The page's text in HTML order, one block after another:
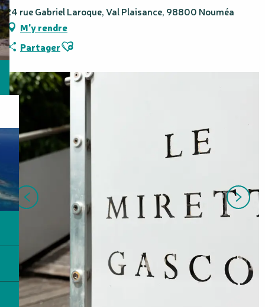
24 rue Gabriel Laroque, Val Plaisance, 98800 Nouméa
M'y rendre
PartagerAjouter aux favoris